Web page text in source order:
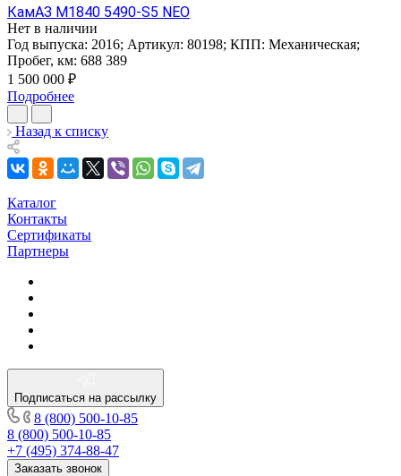
КамАЗ M1840 5490-S5 NEO
Нет в наличии
Год выпуска: 2016; Артикул: 80198; КПП: Механическая;
Пробег, км: 688 389
1 500 000 ₽
Подробнее
Назад к списку
Каталог
Контакты
Сертификаты
Партнеры
Подписаться на рассылку
8 (800) 500-10-85
8 (800) 500-10-85
+7 (495) 374-88-47
Заказать звонок